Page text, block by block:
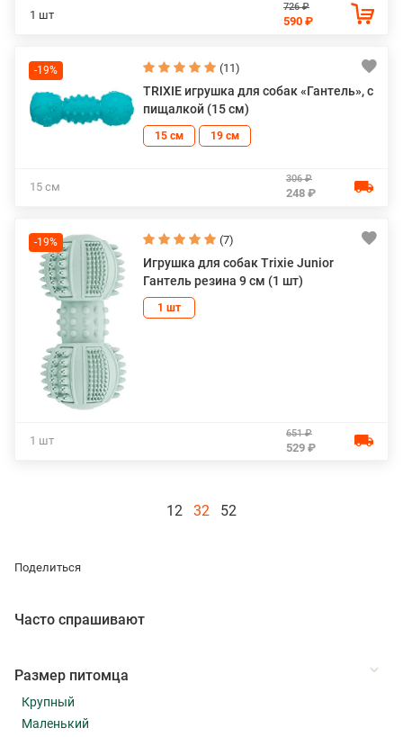
1 шт
726 ₽
590 ₽
-19% (11)
TRIXIE игрушка для собак «Гантель», с
пищалкой (15 см)
15 см 19 см
15 см
306 ₽
248 ₽
-19% (7)
Игрушка для собак Trixie Junior
Гантель резина 9 см (1 шт)
1 шт
1 шт
651 ₽
529 ₽
12 32 52
Поделиться
Часто спрашивают
Размер питомца
Крупный
Маленький